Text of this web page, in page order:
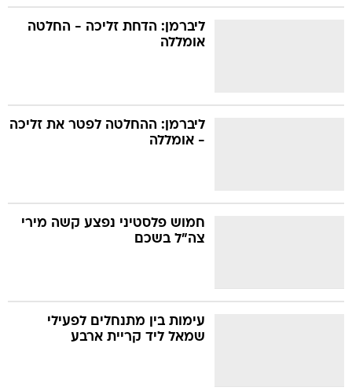
ליברמן: הדחת זליכה - החלטה
אומללה
ליברמן: ההחלטה לפטר את זליכה
- אומללה
חמוש פלסטיני נפצע קשה מירי
צה"ל בשכם
עימות בין מתנחלים לפעילי
שמאל ליד קריית ארבע